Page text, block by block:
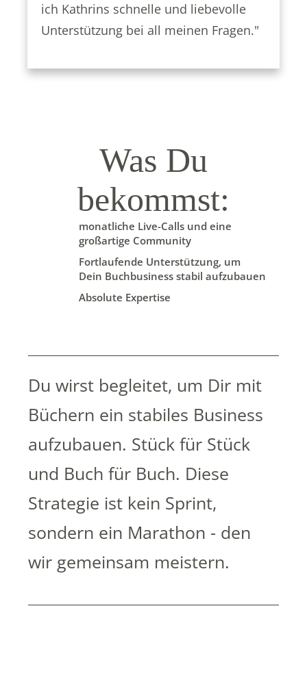
ich Kathrins schnelle und liebevolle
Unterstützung bei all meinen Fragen."
Was Du
bekommst:
monatliche Live-Calls und eine
großartige Community
Fortlaufende Unterstützung, um
Dein Buchbusiness stabil aufzubauen
Absolute Expertise
Du wirst begleitet, um Dir mit
Büchern ein stabiles Business
aufzubauen. Stück für Stück
und Buch für Buch. Diese
Strategie ist kein Sprint,
sondern ein Marathon - den
wir gemeinsam meistern.